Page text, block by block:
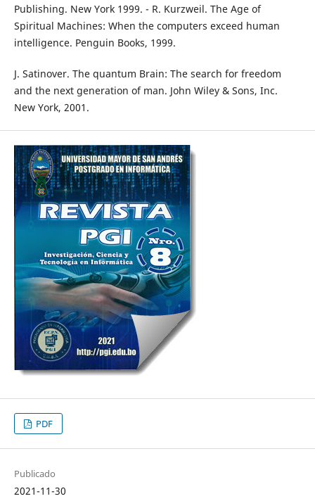
Publishing. New York 1999. - R. Kurzweil. The Age of
Spiritual Machines: When the computers exceed human
intelligence. Penguin Books, 1999.
J. Satinover. The quantum Brain: The search for freedom
and the next generation of man. John Wiley & Sons, Inc.
New York, 2001.
PDF
Publicado
2021-11-30